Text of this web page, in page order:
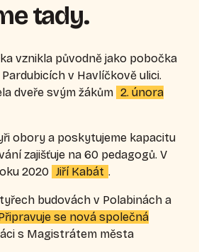
tady.
vznikla původně jako pobočka
v Havlíčkově ulici.
dveře svým žákům 2. února
obory a poskytujeme kapacitu
zajišťuje na 60 pedagogů. V
2020 Jiří Kabát .
budovách v Polabinách a
se nová společná
s Magistrátem města